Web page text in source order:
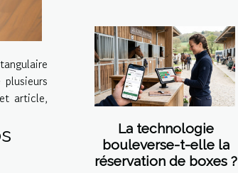
article,
La technologie
bouleverse-t-elle la
réservation de boxes ?